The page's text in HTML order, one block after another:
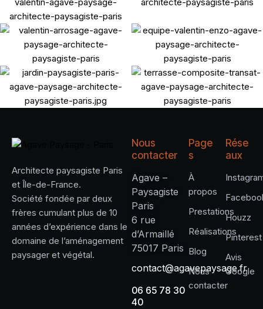
Architecte paysagiste Paris
et Île-de-France.
Société fondée par deux
frères cumulant plus de 10
années d’expérience dans le
domaine de l’aménagement
paysager et végétal.
Nous
contacter
Agave –
Paysagiste
Paris
6 rue
d’Armaillé
75017 Paris
contact@agavepaysage.fr
06 65 78 30
40
Page
s
À
propos
Prestations
Réalisations
Blog
Nous
contacter
Rése
aux
Houzz
Pinterest
Avis
Google